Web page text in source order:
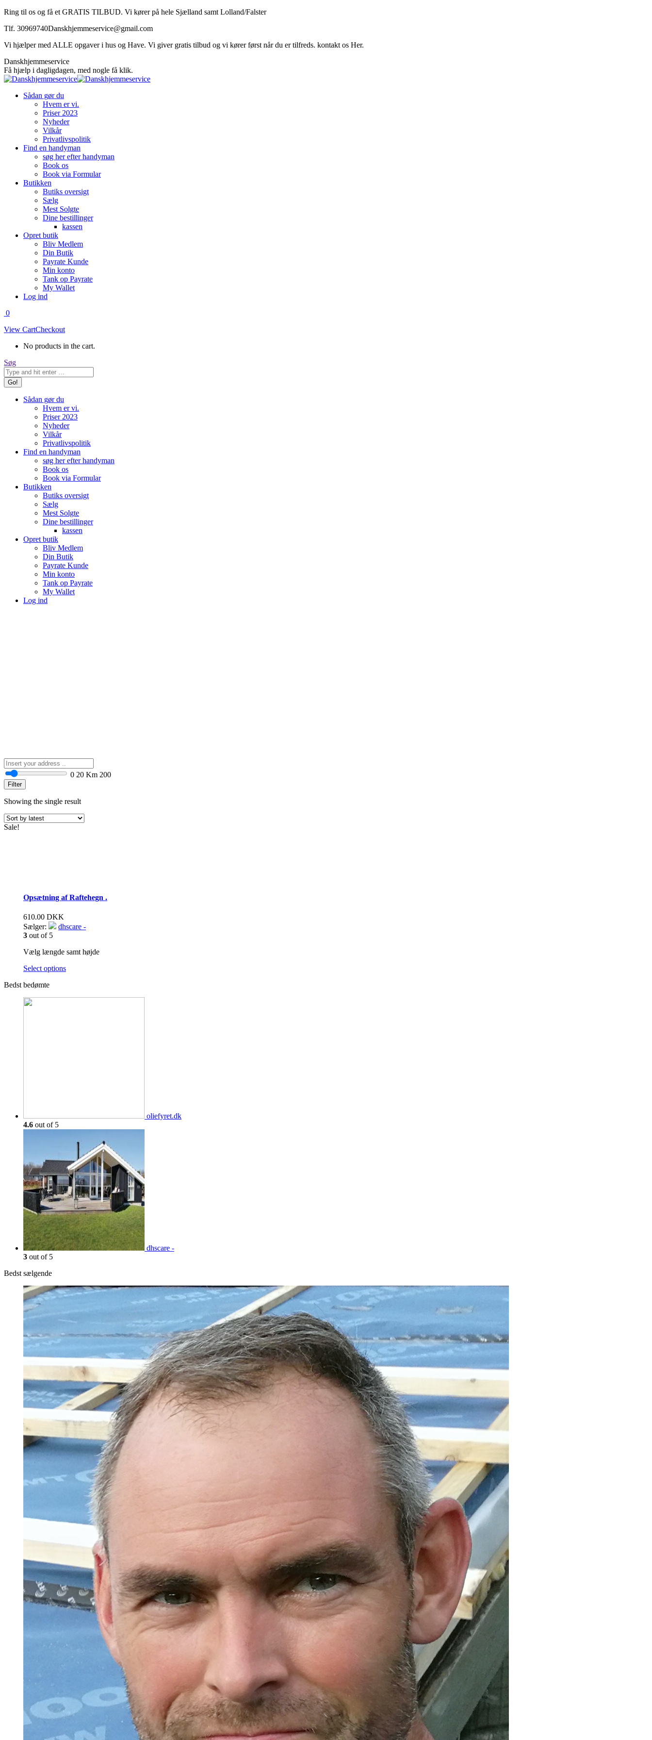
Skip
content
Ring til os og få et GRATIS TILBUD. Vi kører på hele Sjælland samt Lolland/Falster
Tlf. 30969740Danskhjemmeservice@gmail.com
Vi hjælper med ALLE opgaver i hus og Have. Vi giver gratis tilbud og vi kører først når du er tilfreds. kontakt os Her.
Facebook
page
opens
new
Danskhjemmeservice
Få hjælp i dagligdagen, med nogle få klik.
Sådan gør du
Hvem er vi.
Priser 2023
Nyheder
Vilkår
Privatlivspolitik
Find en handyman
søg her efter handyman
Book os
Book via Formular
Butikken
Butiks oversigt
Sælg
Mest Solgte
Dine bestillinger
kassen
Opret butik
Bliv Medlem
Din Butik
Payrate Kunde
Min konto
Tank op Payrate
My Wallet
Log ind
0
View CartCheckout
No products in the cart.
Search:
Søg
Sådan gør du
Hvem er vi.
Priser 2023
Nyheder
Vilkår
Privatlivspolitik
Find en handyman
søg her efter handyman
Book os
Book via Formular
Butikken
Butiks oversigt
Sælg
Mest Solgte
Dine bestillinger
kassen
Opret butik
Bliv Medlem
Din Butik
Payrate Kunde
Min konto
Tank op Payrate
My Wallet
Log ind
0 20 Km 200
Filter
Showing the single result
Sale!
Opsætning af Raftehegn .
610.00 DKK
Sælger:
dhscare -
3 out of 5
Vælg længde samt højde
Select options
Bedst bedømte
oliefyret.dk
4.6 out of 5
dhscare -
3 out of 5
Bedst sælgende